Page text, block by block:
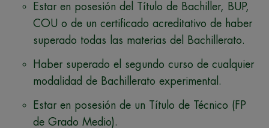
Estar en posesión del Título de Bachiller, BUP,
COU o de un certificado acreditativo de haber
superado todas las materias del Bachillerato.
Haber superado el segundo curso de cualquier
modalidad de Bachillerato experimental.
Estar en posesión de un Título de Técnico (FP
de Grado Medio).